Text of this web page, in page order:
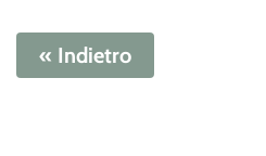
« Indietro